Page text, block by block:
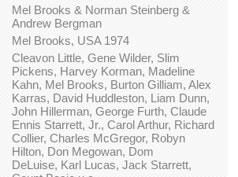
Mel Brooks & Norman Steinberg &
Andrew Bergman
Mel Brooks, USA 1974
Cleavon Little, Gene Wilder, Slim
Pickens, Harvey Korman, Madeline
Kahn, Mel Brooks, Burton Gilliam, Alex
Karras, David Huddleston, Liam Dunn,
John Hillerman, George Furth, Claude
Ennis Starrett, Jr., Carol Arthur, Richard
Collier, Charles McGregor, Robyn
Hilton, Don Megowan, Dom
DeLuise, Karl Lucas, Jack Starrett,